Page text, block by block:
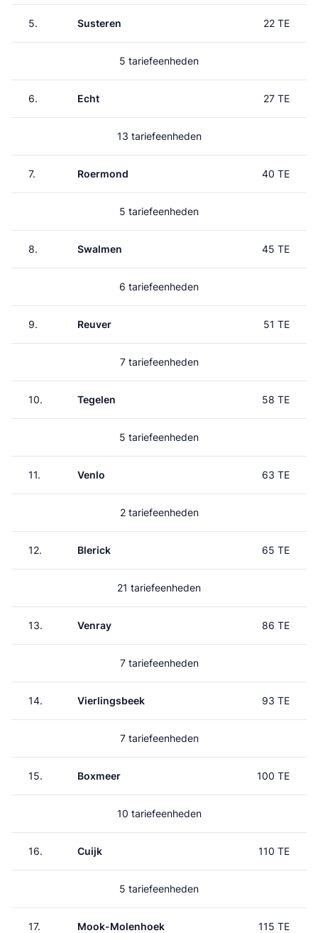
5. Susteren 22 TE
5 tariefeenheden
6. Echt 27 TE
13 tariefeenheden
7. Roermond 40 TE
5 tariefeenheden
8. Swalmen 45 TE
6 tariefeenheden
9. Reuver 51 TE
7 tariefeenheden
10. Tegelen 58 TE
5 tariefeenheden
11. Venlo 63 TE
2 tariefeenheden
12. Blerick 65 TE
21 tariefeenheden
13. Venray 86 TE
7 tariefeenheden
14. Vierlingsbeek 93 TE
7 tariefeenheden
15. Boxmeer 100 TE
10 tariefeenheden
16. Cuijk 110 TE
5 tariefeenheden
17. Mook-Molenhoek 115 TE